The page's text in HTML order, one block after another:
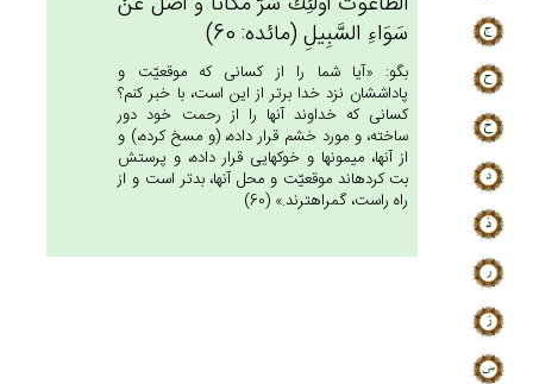
سَوَاءِ السَّبِيل‌ِ (مائده: 60)
بگو: «آيا شما را از كسانى كه موقعيّت و
پاداششان نزد خدا برتر از اين است، با خبر كنم؟
كسانى كه خداوند آنها را از رحمت خود دور
ساخته، و مورد خشم قرار داده، (و مسخ كرده،) و
از آنها، ميمونها و خوكهايى قرار داده، و پرستش
بت كرده‏اند موقعيّت و محل آنها، بدتر است و از
راه راست، گمراهترند.» (60)